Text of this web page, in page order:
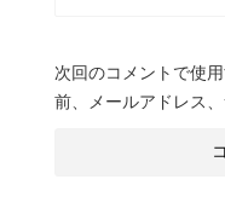
次回のコメントで使
前、メールアドレス